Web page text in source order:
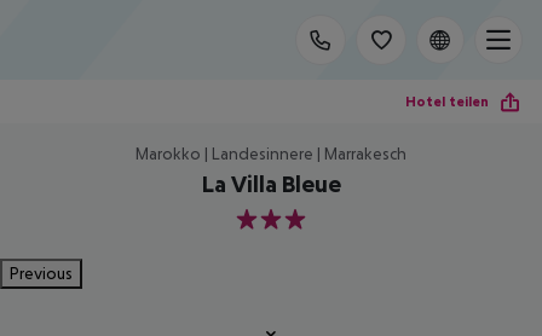
Hotel teilen
Marokko | Landesinnere | Marrakesch
La Villa Bleue
3
Previous